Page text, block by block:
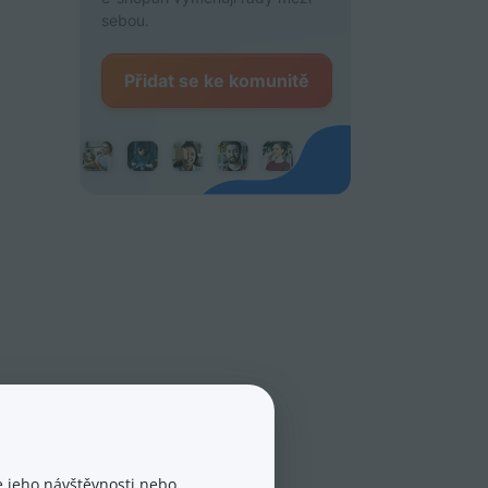
sebou.
Přidat se ke komunitě